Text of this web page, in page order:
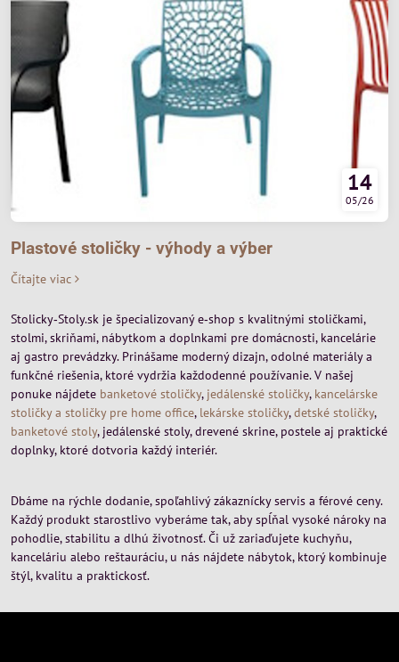
14
05/26
Plastové stoličky - výhody a výber
Čítajte viac
Stolicky‑Stoly.sk je špecializovaný e‑shop s kvalitnými stoličkami,
stolmi, skriňami, nábytkom a doplnkami pre domácnosti, kancelárie
aj gastro prevádzky. Prinášame moderný dizajn, odolné materiály a
funkčné riešenia, ktoré vydržia každodenné používanie. V našej
ponuke nájdete banketové stoličky, jedálenské stoličky, kancelárske
stoličky a stoličky pre home office, lekárske stoličky,detské stoličky,
banketové stoly, jedálenské stoly, drevené skrine, postele aj praktické
doplnky, ktoré dotvoria každý interiér.
Dbáme na rýchle dodanie, spoľahlivý zákaznícky servis a férové ceny.
Každý produkt starostlivo vyberáme tak, aby spĺňal vysoké nároky na
pohodlie, stabilitu a dlhú životnosť. Či už zariaďujete kuchyňu,
kanceláriu alebo reštauráciu, u nás nájdete nábytok, ktorý kombinuje
štýl, kvalitu a praktickosť.